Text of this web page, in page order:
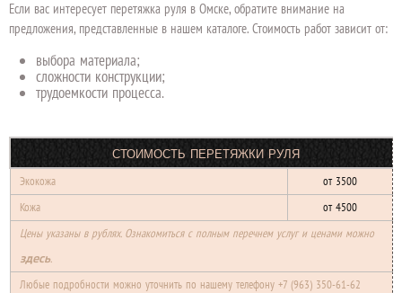
Если вас интересует перетяжка руля в Омске, обратите внимание на
предложения, представленные в нашем каталоге. Стоимость работ зависит от:
выбора материала;
сложности конструкции;
трудоемкости процесса.
СТОИМОСТЬ ПЕРЕТЯЖКИ РУЛЯ
Экокожа
от 3500
Кожа
от 4500
Цены указаны в рублях. Ознакомиться с полным перечнем услуг и ценами можно
здесь.
Любые подробности можно уточнить по нашему телефону +7 (963) 350-61-62